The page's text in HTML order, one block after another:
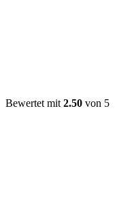
Bewertet mit 2.50 von 5